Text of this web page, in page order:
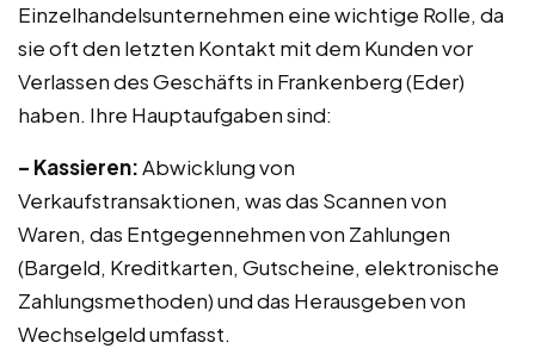
Einzelhandelsunternehmen eine wichtige Rolle, da
sie oft den letzten Kontakt mit dem Kunden vor
Verlassen des Geschäfts in Frankenberg (Eder)
haben. Ihre Hauptaufgaben sind:
– Kassieren:Abwicklung von
Verkaufstransaktionen, was das Scannen von
Waren, das Entgegennehmen von Zahlungen
(Bargeld, Kreditkarten, Gutscheine, elektronische
Zahlungsmethoden) und das Herausgeben von
Wechselgeld umfasst.